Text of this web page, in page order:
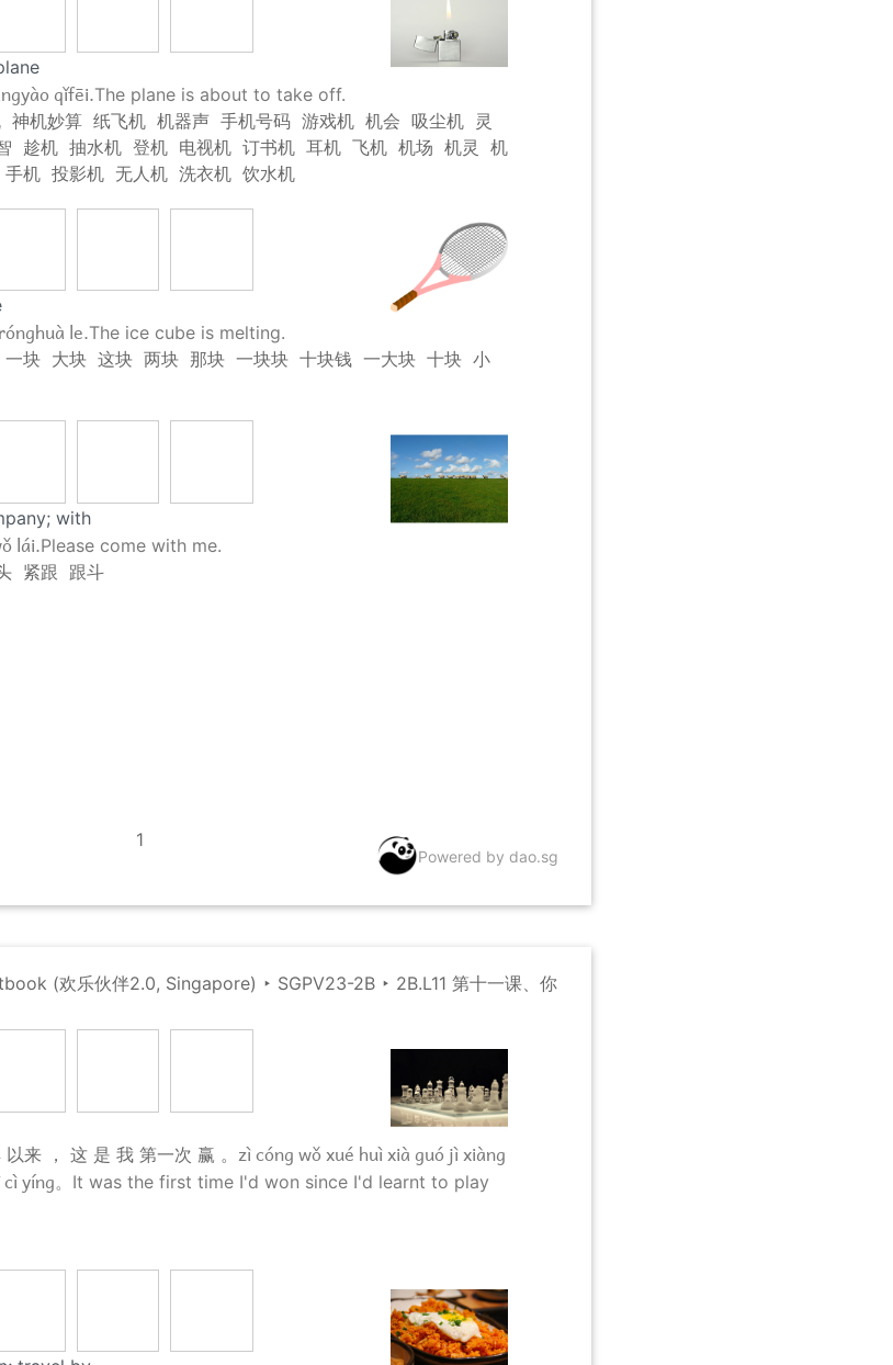
qǐfēi.The plane is about to take off.
神机妙算 纸飞机 机器声 手机号码 游戏机 机会 吸尘机
灵
趁机 抽水机 登机 电视机 订书机 耳机 飞机 机场 机灵
机
手机 投影机 无人机 洗衣机 饮水机
le.The ice cube is melting.
一块 大块 这块 两块 那块 一块块 十块钱 一大块 十块 小
with
lái.Please come with me.
紧跟 跟斗
1
Powered by dao.sg
(欢乐伙伴2.0, Singapore) ‣ SGPV23-2B ‣ 2B.L11 第十一课、你
来 ， 这 是 我 第一次 赢 。 zì cóng wǒ xué huì xià guó jì xiàng
yíng。 It was the first time I'd won since I'd learnt to play